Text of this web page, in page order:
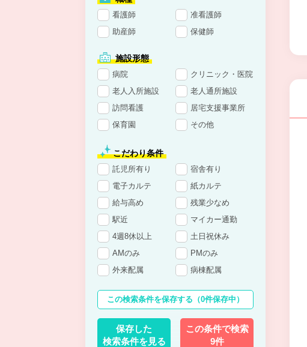
看護師
准看護師
助産師
保健師
施設形態
病院
クリニック・医院
老人入所施設
老人通所施設
訪問看護
居宅支援事業所
保育園
その他
こだわり条件
託児所有り
宿舎有り
電子カルテ
紙カルテ
給与高め
残業少なめ
駅近
マイカー通勤
4週8休以上
土日祝休み
AMのみ
PMのみ
外来配属
病棟配属
この検索条件を保存する （0件保存中）
保存した
検索条件を見る
この条件で検索
9件